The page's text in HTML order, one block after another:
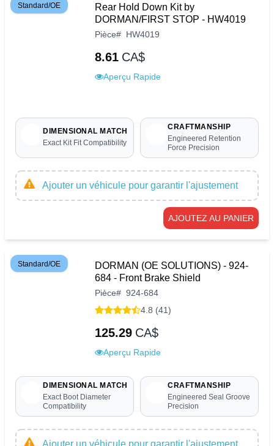
Standard/OE
Rear Hold Down Kit by
DORMAN/FIRST STOP - HW4019
Pièce# HW4019
8.61 CA$
Aperçu Rapide
DIMENSIONAL MATCH
Exact Kit Fit Compatibility
CRAFTMANSHIP
Engineered Retention
Force Precision
Ajouter un véhicule pour garantir l'ajustement
AJOUTEZ AU PANIER
Standard/OE
DORMAN (OE SOLUTIONS) - 924-
684 - Front Brake Shield
Pièce# 924-684
4.8 (41)
125.29 CA$
Aperçu Rapide
DIMENSIONAL MATCH
Exact Boot Diameter
Compatibility
CRAFTMANSHIP
Engineered Seal Groove
Precision
Ajouter un véhicule pour garantir l'ajustement